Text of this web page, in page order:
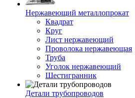
Нержавеющий металлопрокат
Квадрат
Круг
Лист нержавеющий
Проволока нержавеющая
Труба
Уголок нержавеющий
Шестигранник
Детали трубопроводов